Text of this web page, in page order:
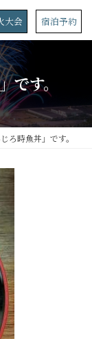
大会 宿泊予約
です。
ろ時魚丼」です。